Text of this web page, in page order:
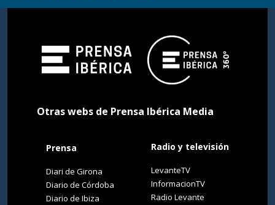
Otras webs de Prensa Ibérica Media
Prensa
Diari de Girona
Diario de Córdoba
Diario de Ibiza
Radio y televisión
LevanteTV
InformacionTV
Radio Levante